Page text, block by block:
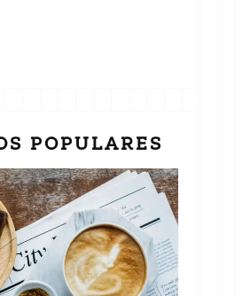
POPULARES